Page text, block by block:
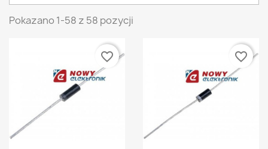
Pokazano 1-58 z 58 pozycji
favorite_border favorite_border